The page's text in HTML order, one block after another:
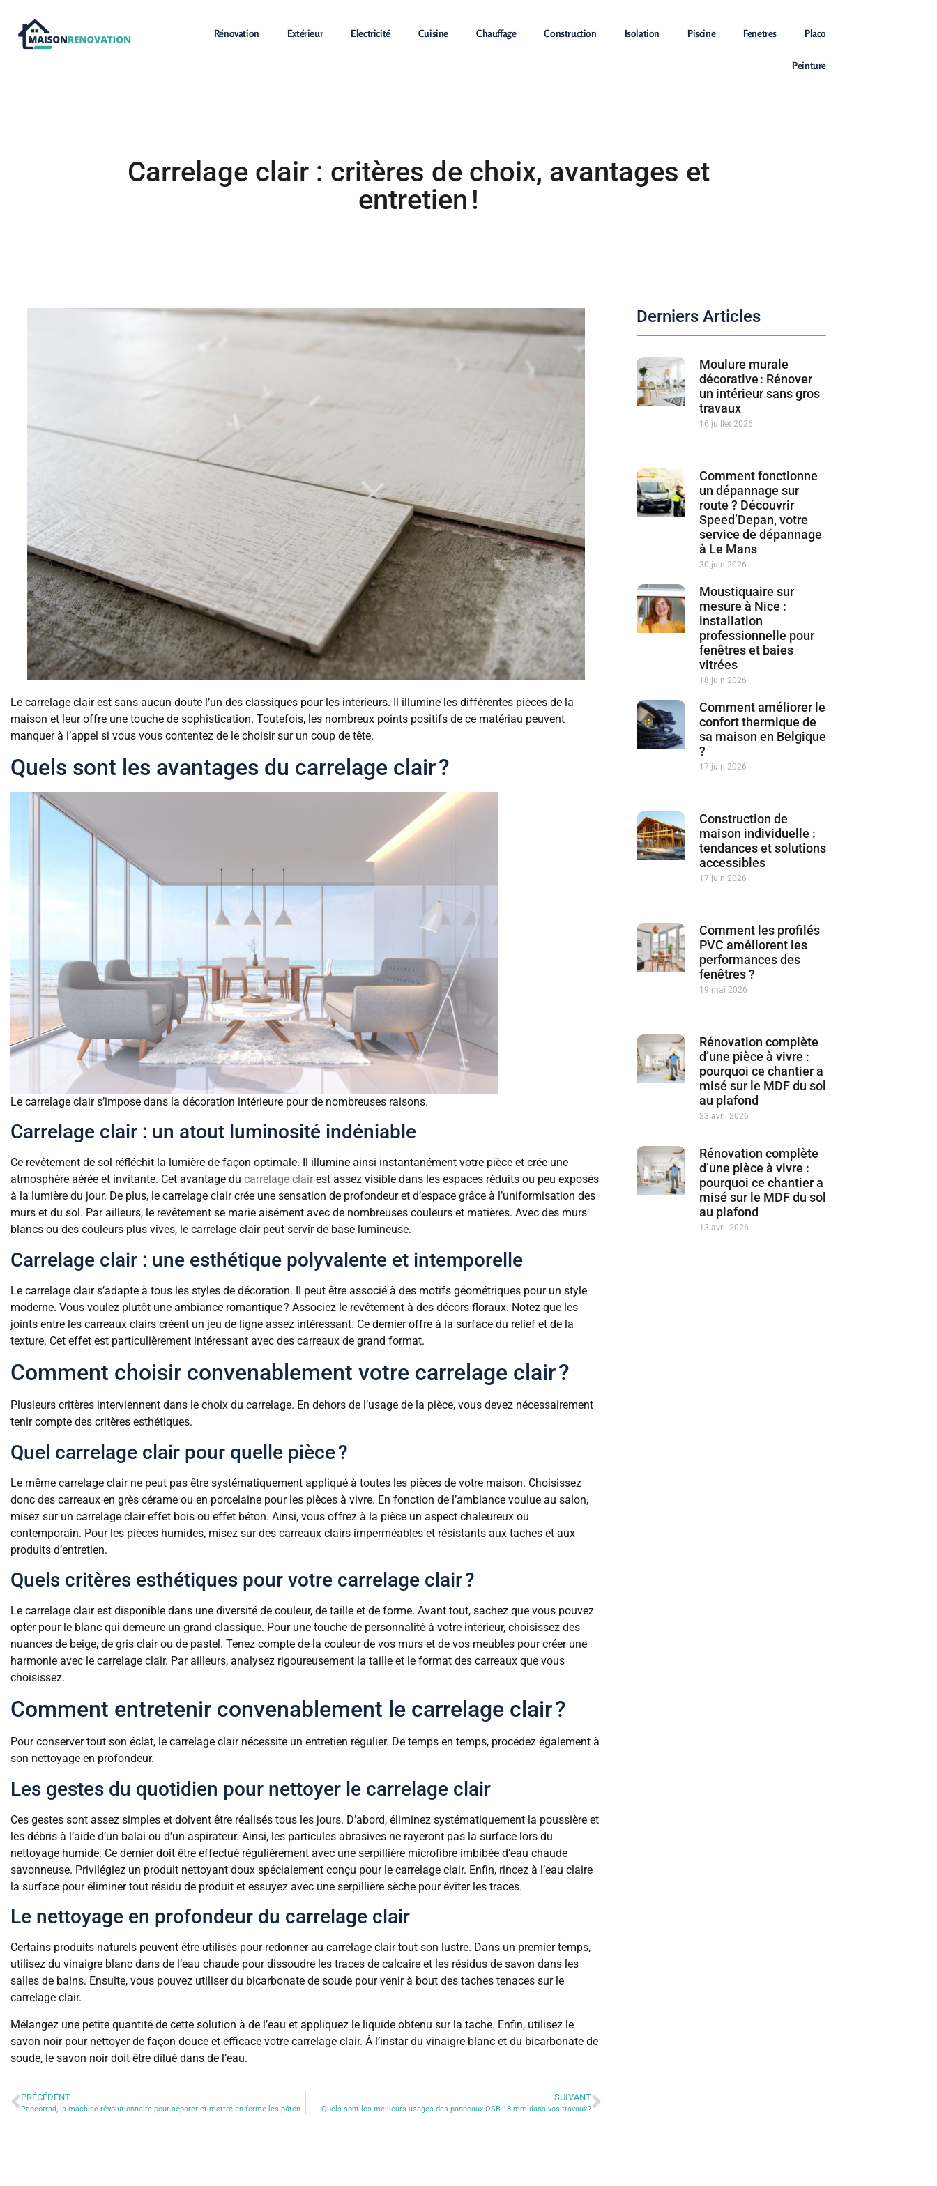
Rénovation Extérieur Electricité Cuisine Chauffage Construction Isolation Piscine Fenetres Placo
Peinture
Carrelage clair : critères de choix, avantages et
entretien !
Le carrelage clair est sans aucun doute l’un des classiques pour les intérieurs. Il illumine les différentes pièces de la
maison et leur offre une touche de sophistication. Toutefois, les nombreux points positifs de ce matériau peuvent
manquer à l’appel si vous vous contentez de le choisir sur un coup de tête.
Quels sont les avantages du carrelage clair ?
Le carrelage clair s’impose dans la décoration intérieure pour de nombreuses raisons.
Carrelage clair : un atout luminosité indéniable
Ce revêtement de sol réfléchit la lumière de façon optimale. Il illumine ainsi instantanément votre pièce et crée une
atmosphère aérée et invitante. Cet avantage du carrelage clairest assez visible dans les espaces réduits ou peu exposés
à la lumière du jour. De plus, le carrelage clair crée une sensation de profondeur et d’espace grâce à l’uniformisation des
murs et du sol. Par ailleurs, le revêtement se marie aisément avec de nombreuses couleurs et matières. Avec des murs
blancs ou des couleurs plus vives, le carrelage clair peut servir de base lumineuse.
Carrelage clair : une esthétique polyvalente et intemporelle
Le carrelage clair s’adapte à tous les styles de décoration. Il peut être associé à des motifs géométriques pour un style
moderne. Vous voulez plutôt une ambiance romantique ? Associez le revêtement à des décors floraux. Notez que les
joints entre les carreaux clairs créent un jeu de ligne assez intéressant. Ce dernier offre à la surface du relief et de la
texture. Cet effet est particulièrement intéressant avec des carreaux de grand format.
Comment choisir convenablement votre carrelage clair ?
Plusieurs critères interviennent dans le choix du carrelage. En dehors de l’usage de la pièce, vous devez nécessairement
tenir compte des critères esthétiques.
Quel carrelage clair pour quelle pièce ?
Le même carrelage clair ne peut pas être systématiquement appliqué à toutes les pièces de votre maison. Choisissez
donc des carreaux en grès cérame ou en porcelaine pour les pièces à vivre. En fonction de l’ambiance voulue au salon,
misez sur un carrelage clair effet bois ou effet béton. Ainsi, vous offrez à la pièce un aspect chaleureux ou
contemporain. Pour les pièces humides, misez sur des carreaux clairs imperméables et résistants aux taches et aux
produits d’entretien.
Quels critères esthétiques pour votre carrelage clair ?
Le carrelage clair est disponible dans une diversité de couleur, de taille et de forme. Avant tout, sachez que vous pouvez
opter pour le blanc qui demeure un grand classique. Pour une touche de personnalité à votre intérieur, choisissez des
nuances de beige, de gris clair ou de pastel. Tenez compte de la couleur de vos murs et de vos meubles pour créer une
harmonie avec le carrelage clair. Par ailleurs, analysez rigoureusement la taille et le format des carreaux que vous
choisissez.
Comment entretenir convenablement le carrelage clair ?
Pour conserver tout son éclat, le carrelage clair nécessite un entretien régulier. De temps en temps, procédez également à
son nettoyage en profondeur.
Les gestes du quotidien pour nettoyer le carrelage clair
Ces gestes sont assez simples et doivent être réalisés tous les jours. D’abord, éliminez systématiquement la poussière et
les débris à l’aide d’un balai ou d’un aspirateur. Ainsi, les particules abrasives ne rayeront pas la surface lors du
nettoyage humide. Ce dernier doit être effectué régulièrement avec une serpillière microfibre imbibée d’eau chaude
savonneuse. Privilégiez un produit nettoyant doux spécialement conçu pour le carrelage clair. Enfin, rincez à l’eau claire
la surface pour éliminer tout résidu de produit et essuyez avec une serpillière sèche pour éviter les traces.
Le nettoyage en profondeur du carrelage clair
Certains produits naturels peuvent être utilisés pour redonner au carrelage clair tout son lustre. Dans un premier temps,
utilisez du vinaigre blanc dans de l’eau chaude pour dissoudre les traces de calcaire et les résidus de savon dans les
salles de bains. Ensuite, vous pouvez utiliser du bicarbonate de soude pour venir à bout des taches tenaces sur le
carrelage clair.
Mélangez une petite quantité de cette solution à de l’eau et appliquez le liquide obtenu sur la tache. Enfin, utilisez le
savon noir pour nettoyer de façon douce et efficace votre carrelage clair. À l’instar du vinaigre blanc et du bicarbonate de
soude, le savon noir doit être dilué dans de l’eau.
PRÉCÉDENT
Paneotrad, la machine révolutionnaire pour séparer et mettre en forme les pâtons !
SUIVANT
Quels sont les meilleurs usages des panneaux OSB 18 mm dans vos travaux ?
Derniers Articles
Moulure murale
décorative : Rénover
un intérieur sans gros
travaux
16 juillet 2026
Comment fonctionne
un dépannage sur
route ? Découvrir
Speed’Depan, votre
service de dépannage
à Le Mans
30 juin 2026
Moustiquaire sur
mesure à Nice :
installation
professionnelle pour
fenêtres et baies
vitrées
18 juin 2026
Comment améliorer le
confort thermique de
sa maison en Belgique
?
17 juin 2026
Construction de
maison individuelle :
tendances et solutions
accessibles
17 juin 2026
Comment les profilés
PVC améliorent les
performances des
fenêtres ?
19 mai 2026
Rénovation complète
d’une pièce à vivre :
pourquoi ce chantier a
misé sur le MDF du sol
au plafond
23 avril 2026
Rénovation complète
d’une pièce à vivre :
pourquoi ce chantier a
misé sur le MDF du sol
au plafond
13 avril 2026